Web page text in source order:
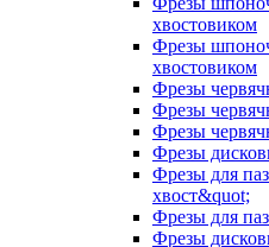
хвостовиком
Фрезы
хвостовиком
Фрезы
Фрезы
Фрезы
Фрезы
Фрезы для
хвост&quot;
Фрезы для
Фрезы